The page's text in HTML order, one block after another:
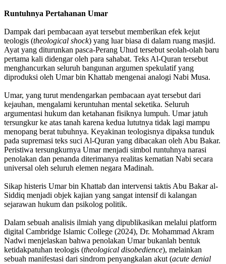
Runtuhnya Pertahanan Umar
Dampak dari pembacaan ayat tersebut memberikan efek kejut
teologis (theological shock) yang luar biasa di dalam ruang masjid.
Ayat yang diturunkan pasca-Perang Uhud tersebut seolah-olah baru
pertama kali didengar oleh para sahabat. Teks Al-Quran tersebut
menghancurkan seluruh bangunan argumen spekulatif yang
diproduksi oleh Umar bin Khattab mengenai analogi Nabi Musa.
Umar, yang turut mendengarkan pembacaan ayat tersebut dari
kejauhan, mengalami keruntuhan mental seketika. Seluruh
argumentasi hukum dan ketahanan fisiknya lumpuh. Umar jatuh
tersungkur ke atas tanah karena kedua lututnya tidak lagi mampu
menopang berat tubuhnya. Keyakinan teologisnya dipaksa tunduk
pada supremasi teks suci Al-Quran yang dibacakan oleh Abu Bakar.
Peristiwa tersungkurnya Umar menjadi simbol runtuhnya narasi
penolakan dan penanda diterimanya realitas kematian Nabi secara
universal oleh seluruh elemen negara Madinah.
Sikap histeris Umar bin Khattab dan intervensi taktis Abu Bakar al-
Siddiq menjadi objek kajian yang sangat intensif di kalangan
sejarawan hukum dan psikolog politik.
Dalam sebuah analisis ilmiah yang dipublikasikan melalui platform
digital Cambridge Islamic College (2024), Dr. Mohammad Akram
Nadwi menjelaskan bahwa penolakan Umar bukanlah bentuk
ketidakpatuhan teologis (theological disobedience), melainkan
sebuah manifestasi dari sindrom penyangkalan akut (acute denial